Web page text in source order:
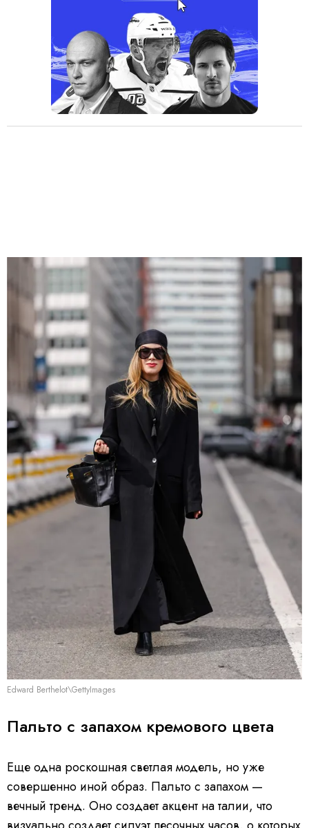
Edward Berthelot\GettyImages
Пальто с запахом кремового цвета
Еще одна роскошная светлая модель, но уже
совершенно иной образ. Пальто с запахом —
вечный тренд. Оно создает акцент на талии, что